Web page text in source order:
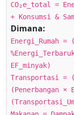
CO₂e_total =
+ Konsumsi &
Dimana:
EF_minyak)
Transportasi =
(Penerbangan ×